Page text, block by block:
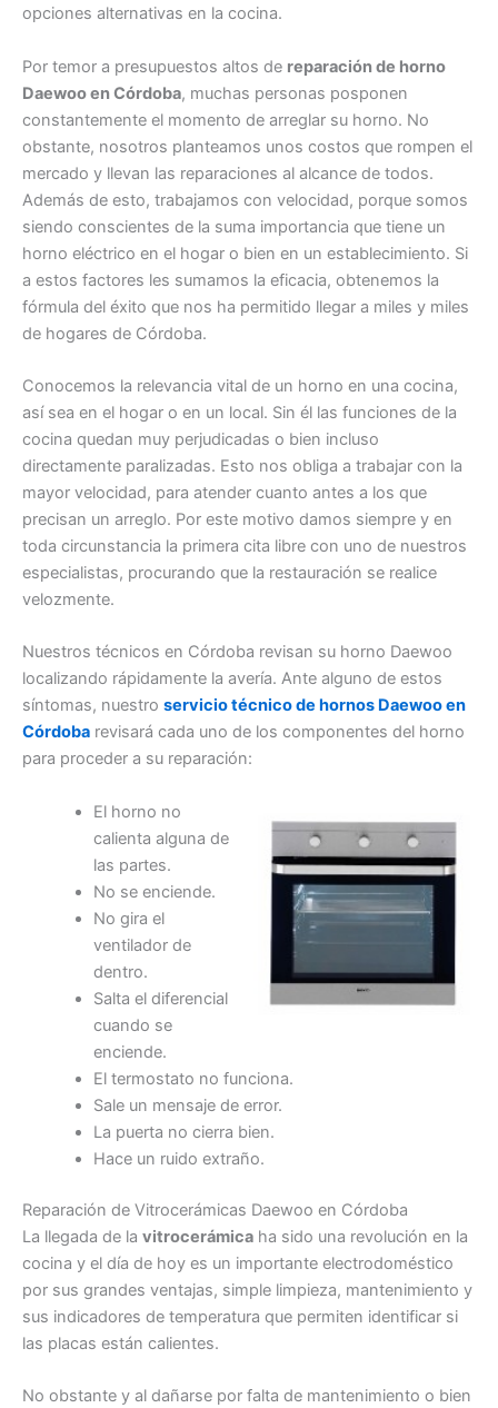
opciones alternativas en la cocina.
Por temor a presupuestos altos de reparación de horno
Daewoo en Córdoba, muchas personas posponen
constantemente el momento de arreglar su horno. No
obstante, nosotros planteamos unos costos que rompen el
mercado y llevan las reparaciones al alcance de todos.
Además de esto, trabajamos con velocidad, porque somos
siendo conscientes de la suma importancia que tiene un
horno eléctrico en el hogar o bien en un establecimiento. Si
a estos factores les sumamos la eficacia, obtenemos la
fórmula del éxito que nos ha permitido llegar a miles y miles
de hogares de Córdoba.
Conocemos la relevancia vital de un horno en una cocina,
así sea en el hogar o en un local. Sin él las funciones de la
cocina quedan muy perjudicadas o bien incluso
directamente paralizadas. Esto nos obliga a trabajar con la
mayor velocidad, para atender cuanto antes a los que
precisan un arreglo. Por este motivo damos siempre y en
toda circunstancia la primera cita libre con uno de nuestros
especialistas, procurando que la restauración se realice
velozmente.
Nuestros técnicos en Córdoba revisan su horno Daewoo
localizando rápidamente la avería. Ante alguno de estos
síntomas, nuestro servicio técnico de hornos Daewoo en
Córdoba revisará cada uno de los componentes del horno
para proceder a su reparación:
El horno no
calienta alguna de
las partes.
No se enciende.
No gira el
ventilador de
dentro.
Salta el diferencial
cuando se
enciende.
El termostato no funciona.
Sale un mensaje de error.
La puerta no cierra bien.
Hace un ruido extraño.
Reparación de Vitrocerámicas Daewoo en Córdoba
La llegada de la vitrocerámica ha sido una revolución en la
cocina y el día de hoy es un importante electrodoméstico
por sus grandes ventajas, simple limpieza, mantenimiento y
sus indicadores de temperatura que permiten identificar si
las placas están calientes.
No obstante y al dañarse por falta de mantenimiento o bien